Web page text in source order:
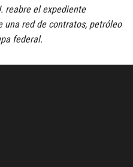
reabre el expediente
una red de contratos, petróleo
federal.